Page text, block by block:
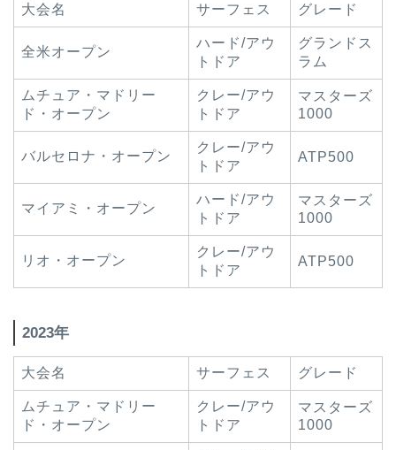
大会名 サーフェス グレード
全米オープン
ハード/アウ
トドア
グランドス
ラム
ムチュア・マドリー
ド・オープン
クレー/アウ
トドア
マスターズ
1000
バルセロナ・オープン
クレー/アウ
トドア
ATP500
マイアミ・オープン
ハード/アウ
トドア
マスターズ
1000
リオ・オープン
クレー/アウ
トドア
ATP500
2023年
大会名 サーフェス グレード
ムチュア・マドリー
ド・オープン
クレー/アウ
トドア
マスターズ
1000